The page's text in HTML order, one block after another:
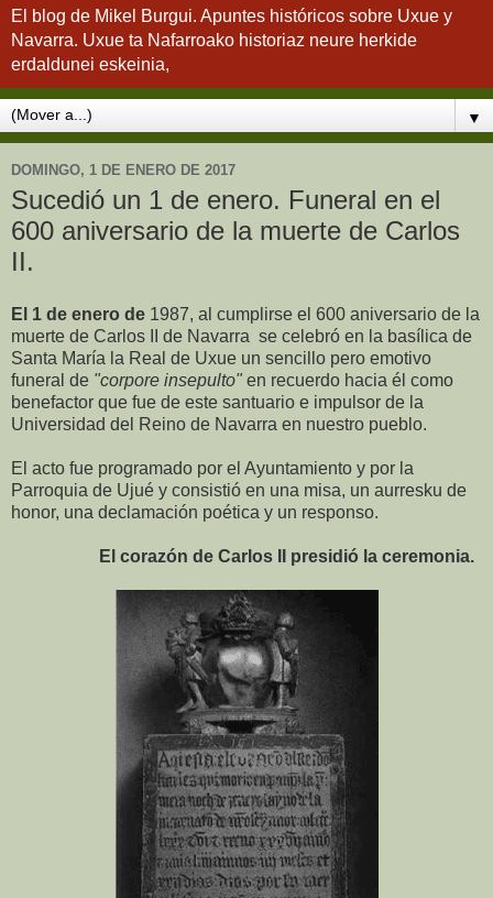
El blog de Mikel Burgui. Apuntes históricos sobre Uxue y
Navarra. Uxue ta Nafarroako historiaz neure herkide
erdaldunei eskeinia,
▼
DOMINGO, 1 DE ENERO DE 2017
Sucedió un 1 de enero. Funeral en el
600 aniversario de la muerte de Carlos
II.
El 1 de enero de 1987, al cumplirse el 600 aniversario de la
muerte de Carlos II de Navarra se celebró en la basílica de
Santa María la Real de Uxue un sencillo pero emotivo
funeral de "corpore insepulto" en recuerdo hacia él como
benefactor que fue de este santuario e impulsor de la
Universidad del Reino de Navarra en nuestro pueblo.
El acto fue programado por el Ayuntamiento y por la
Parroquia de Ujué y consistió en una misa, un aurresku de
honor, una declamación poética y un responso.
El corazón de Carlos II presidió la ceremonia.